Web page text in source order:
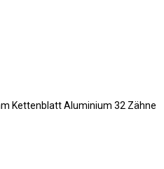
Kettenblatt Aluminium 32 Zähne